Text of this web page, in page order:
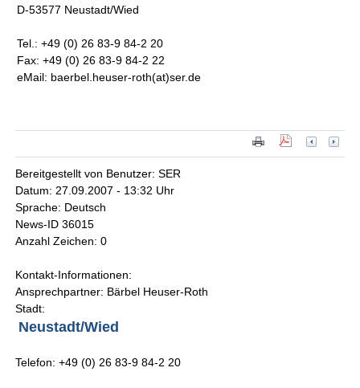
D-53577 Neustadt/Wied
Tel.: +49 (0) 26 83-9 84-2 20
Fax: +49 (0) 26 83-9 84-2 22
eMail: baerbel.heuser-roth(at)ser.de
Bereitgestellt von Benutzer: SER
Datum: 27.09.2007 - 13:32 Uhr
Sprache: Deutsch
News-ID 36015
Anzahl Zeichen: 0
Kontakt-Informationen:
Ansprechpartner: Bärbel Heuser-Roth
Stadt:
Neustadt/Wied
Telefon: +49 (0) 26 83-9 84-2 20